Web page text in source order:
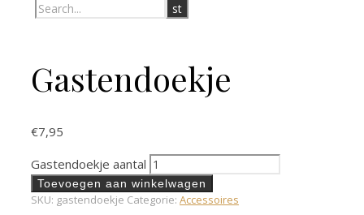
Gastendoekje
€7,95
Gastendoekje aantal
Toevoegen aan winkelwagen
SKU: gastendoekje Categorie: Accessoires